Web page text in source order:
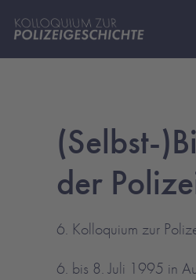
(Selbst-
der
6. Kolloquium zur
6. bis 8. Juli 1995 in